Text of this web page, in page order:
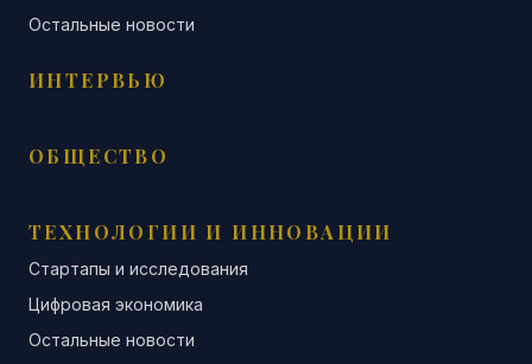
Остальные новости
ИНТЕРВЬЮ
ОБЩЕСТВО
ТЕХНОЛОГИИ И ИННОВАЦИИ
Стартапы и исследования
Цифровая экономика
Остальные новости